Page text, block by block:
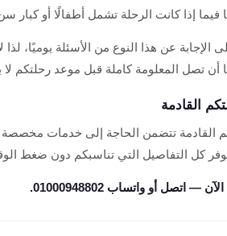
فيما إذا كانت الرحلة تشمل أطفالًا أو
الإجابة عن هذا النوع من الأسئلة يوميًا،
أن تصل المعلومة كاملة قبل موعد رحلتكم لا
القادمة
القادمة تتضمن الحاجة إلى خدمات مخصصة
كل التفاصيل التي تناسبكم دون ضغط
— اتصل أو واتساب 01000948802.